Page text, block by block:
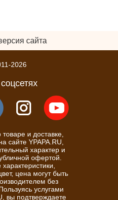
сайта
2026
и доставке,
сайте YPAPA.RU,
характер и
офертой.
цена могут быть
без
услугами
вы подтверждаете